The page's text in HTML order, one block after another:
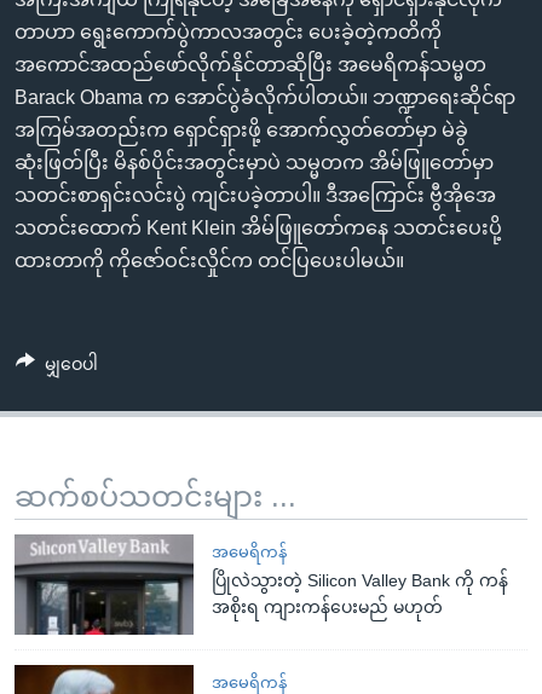
သို့
ကျော်
ရန်
တာဟာ ရွေးကောက်ပွဲကာလအတွင်း ပေးခဲ့တဲ့ကတိကို
အကောင်အထည်ဖော်လိုက်နိုင်တာဆိုပြီး အမေရိကန်သမ္မတ
Barack Obama က အောင်ပွဲခံလိုက်ပါတယ်။ ဘဏ္ဍာရေးဆိုင်ရာ
အကြမ်အတည်းက ရှောင်ရှားဖို့ အောက်လွှတ်တော်မှာ မဲခွဲ
ဆုံးဖြတ်ပြီး မိနစ်ပိုင်းအတွင်းမှာပဲ သမ္မတက အိမ်ဖြူတော်မှာ
သတင်းစာရှင်းလင်းပွဲ ကျင်းပခဲ့တာပါ။ ဒီအကြောင်း ဗွီအိုအေ
သတင်းထောက် Kent Klein အိမ်ဖြူတော်ကနေ သတင်းပေးပို့
ထားတာကို ကိုဇော်ဝင်းလှိုင်က တင်ပြပေးပါမယ်။
မျှဝေပါ
ဆက်စပ်သတင်းများ ...
အမေရိကန်
ပြိုလဲသွားတဲ့ Silicon Valley Bank ကို ကန်
အစိုးရ ကျားကန်ပေးမည် မဟုတ်
အမေရိကန်